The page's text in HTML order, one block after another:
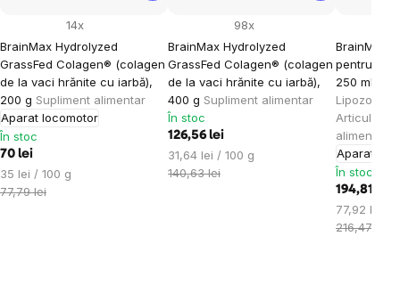
BrainMax Hydrolyzed
GrassFed Colagen® (colagen
de la vaci hrănite cu iarbă),
200 g Supliment alimentar
Aparat locomotor
14x
În stoc
70 lei
Evaluare
preţ:
35 lei / 100 g
77,79 lei
BrainMax Hydrolyzed
GrassFed Colagen® (colagen
de la vaci hrănite cu iarbă),
400 g Supliment alimentar
98x
În stoc
126,56 lei
Evaluare
preţ:
31,64 lei / 100 g
140,63 lei
BrainMax
pentru
250 ml
Articulații,
alimentar.
Aparat
În stoc
194,81 lei
Evaluare
preţ:
77,92 lei /
216,47 lei